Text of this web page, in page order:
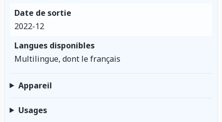
Date de sortie
2022-12
Langues disponibles
Multilingue, dont le français
Appareil
Usages